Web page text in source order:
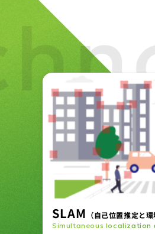
SLAM （自己位置推定と環
Simultaneous localization